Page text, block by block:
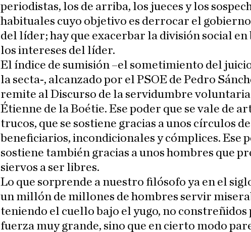
periodistas, los de arriba, los jueces y los
habituales cuyo objetivo es derrocar el
del líder; hay que exacerbar la división social en
los intereses del líder.
El índice de sumisión –el sometimiento del
la secta-, alcanzado por el PSOE de Pedro
remite al Discurso de la servidumbre voluntaria
Étienne de la Boétie. Ese poder que se vale de
trucos, que se sostiene gracias a unos círculos de
beneficiarios, incondicionales y cómplices. Ese
sostiene también gracias a unos hombres que
siervos a ser libres.
Lo que sorprende a nuestro filósofo ya en el
un millón de millones de hombres servir
teniendo el cuello bajo el yugo, no constreñidos
fuerza muy grande, sino que en cierto modo